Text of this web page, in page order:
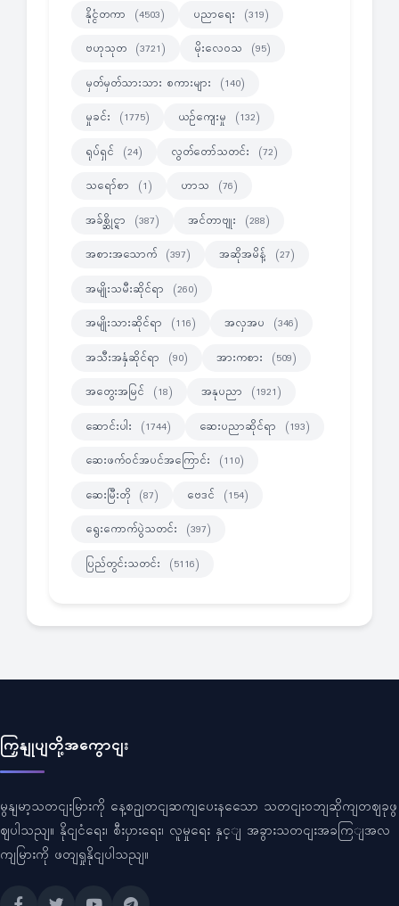
နိုင္ငံတကာ (4503) ပညာရေး (319)
ဗဟုသုတ (3721) မိုးလေဝသ (95)
မှတ်မှတ်သားသား စကားများ (140)
မှုခင်း (1775) ယဉ်ကျေးမှု (132)
ရုပ်ရှင် (24) လွတ်တော်သတင်း (72)
သရော်စာ (1) ဟာသ (76)
အခ်စ္ဆိုင္ရာ (387) အင်တာဗျုး (288)
အစားအသောက် (397) အဆိုအမိန့် (27)
အမျိုးသမီးဆိုင်ရာ (260)
အမျိုးသားဆိုင်ရာ (116) အလှအပ (346)
အသီးအနှံဆိုင်ရာ (90) အားကစား (509)
အတွေးအမြင် (18) အနုပညာ (1921)
ဆောင်းပါး (1744) ဆေးပညာဆိုင်ရာ (193)
ဆေးဖက်ဝင်အပင်အကြောင်း (110)
ဆေးမြီးတို (87) ဗေဒင် (154)
ရွေးကောက်ပွဲသတင်း (397)
ပြည်တွင်းသတင်း (5116)
ကြှနျုပျတို့အကွောငျး
မွနျမာ့သတငျးမြားကို နေ့စဥျတငျဆကျပေးနသေော သတငျးဝဘျဆိုကျတဈခုဖွ
ဈပါသညျ။ နိုငျငံရေး၊ စီးပှားရေး၊ လူမှုရေး နှင့ျ အခွားသတငျးအခကြျအလ
ကျမြားကို ဖတျရှုနိုငျပါသညျ။